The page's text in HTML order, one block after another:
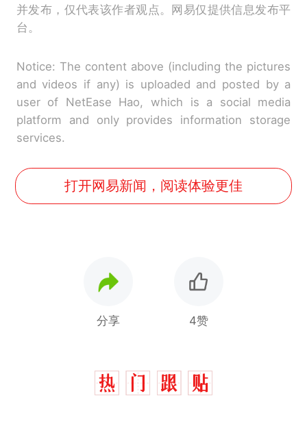
并发布，仅代表该作者观点。网易仅提供信息发布平
台。
Notice: The content above (including the pictures
and videos if any) is uploaded and posted by a
user of NetEase Hao, which is a social media
platform and only provides information storage
services.
打开网易新闻，阅读体验更佳
分享 4赞